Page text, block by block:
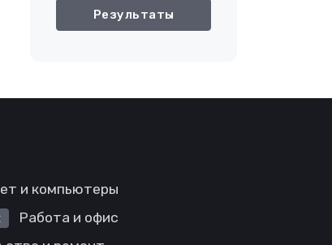
Результаты
и компьютеры
Работа и офис